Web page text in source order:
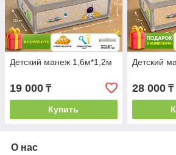
Детский манеж 1,6м*1,2м
19 000 ₸
Купить
Детский
28 000₸
О нас